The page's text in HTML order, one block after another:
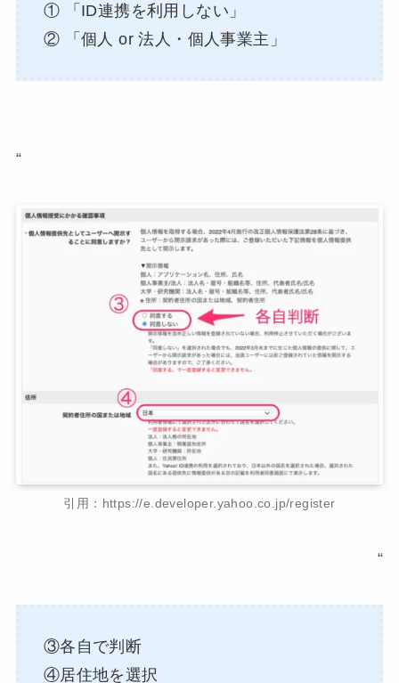
① 「ID連携を利用しない」
② 「個人 or 法人・個人事業主」
“
引用：https://e.developer.yahoo.co.jp/register
“
③各自で判断
④居住地を選択